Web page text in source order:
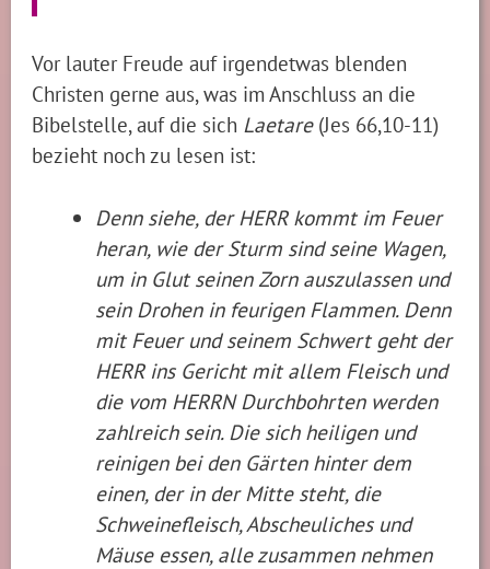
Vor lauter Freude auf irgendetwas blenden
Christen gerne aus, was im Anschluss an die
Bibelstelle, auf die sich Laetare (Jes 66,10-11)
bezieht noch zu lesen ist:
Denn siehe, der HERR kommt im Feuer
heran, wie der Sturm sind seine Wagen,
um in Glut seinen Zorn auszulassen und
sein Drohen in feurigen Flammen. Denn
mit Feuer und seinem Schwert geht der
HERR ins Gericht mit allem Fleisch und
die vom HERRN Durchbohrten werden
zahlreich sein. Die sich heiligen und
reinigen bei den Gärten hinter dem
einen, der in der Mitte steht, die
Schweinefleisch, Abscheuliches und
Mäuse essen, alle zusammen nehmen